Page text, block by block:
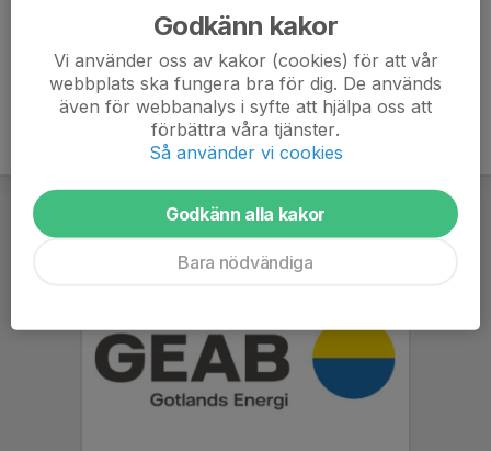
Godkänn kakor
Vi använder oss av kakor (cookies) för att vår
webbplats ska fungera bra för dig. De används
även för webbanalys i syfte att hjälpa oss att
förbättra våra tjänster.
Så använder vi cookies
Godkänn alla kakor
Bara nödvändiga